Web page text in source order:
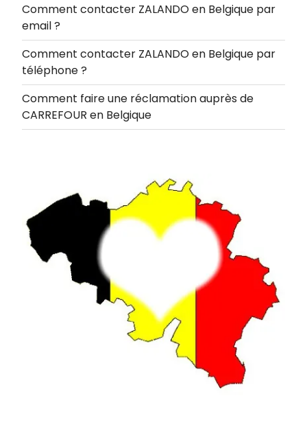
Comment contacter ZALANDO en Belgique par
email ?
Comment contacter ZALANDO en Belgique par
téléphone ?
Comment faire une réclamation auprès de
CARREFOUR en Belgique